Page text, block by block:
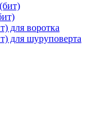
для воротка
для шуруповерта